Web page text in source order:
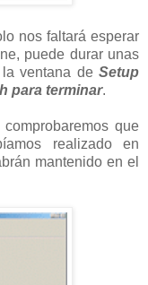
nos faltará esperar
puede durar unas
ventana de Setup
para terminar.
que
realizado en
mantenido en el